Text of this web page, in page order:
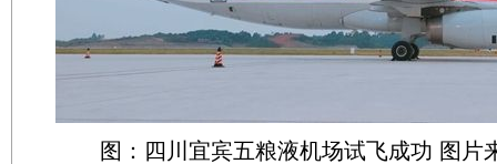
图：四川宜宾五粮液机场试飞成功 图片